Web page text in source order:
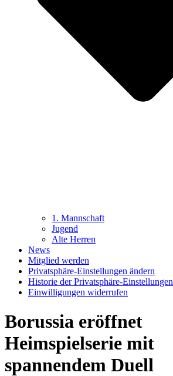
1. Mannschaft
Jugend
Alte Herren
News
Mitglied werden
Privatsphäre-Einstellungen ändern
Historie der Privatsphäre-Einstellungen
Einwilligungen widerrufen
Borussia eröffnet
Heimspielserie mit
spannendem Duell